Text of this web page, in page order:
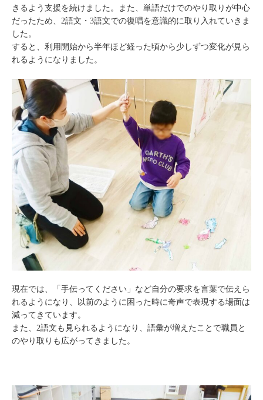
きるよう支援を続けました。また、単語だけでのやり取りが中心
だったため、2語文・3語文での復唱を意識的に取り入れていきま
した。
すると、利用開始から半年ほど経った頃から少しずつ変化が見ら
れるようになりました。
現在では、「手伝ってください」など自分の要求を言葉で伝えら
れるようになり、以前のように困った時に奇声で表現する場面は
減ってきています。
また、2語文も見られるようになり、語彙が増えたことで職員と
のやり取りも広がってきました。